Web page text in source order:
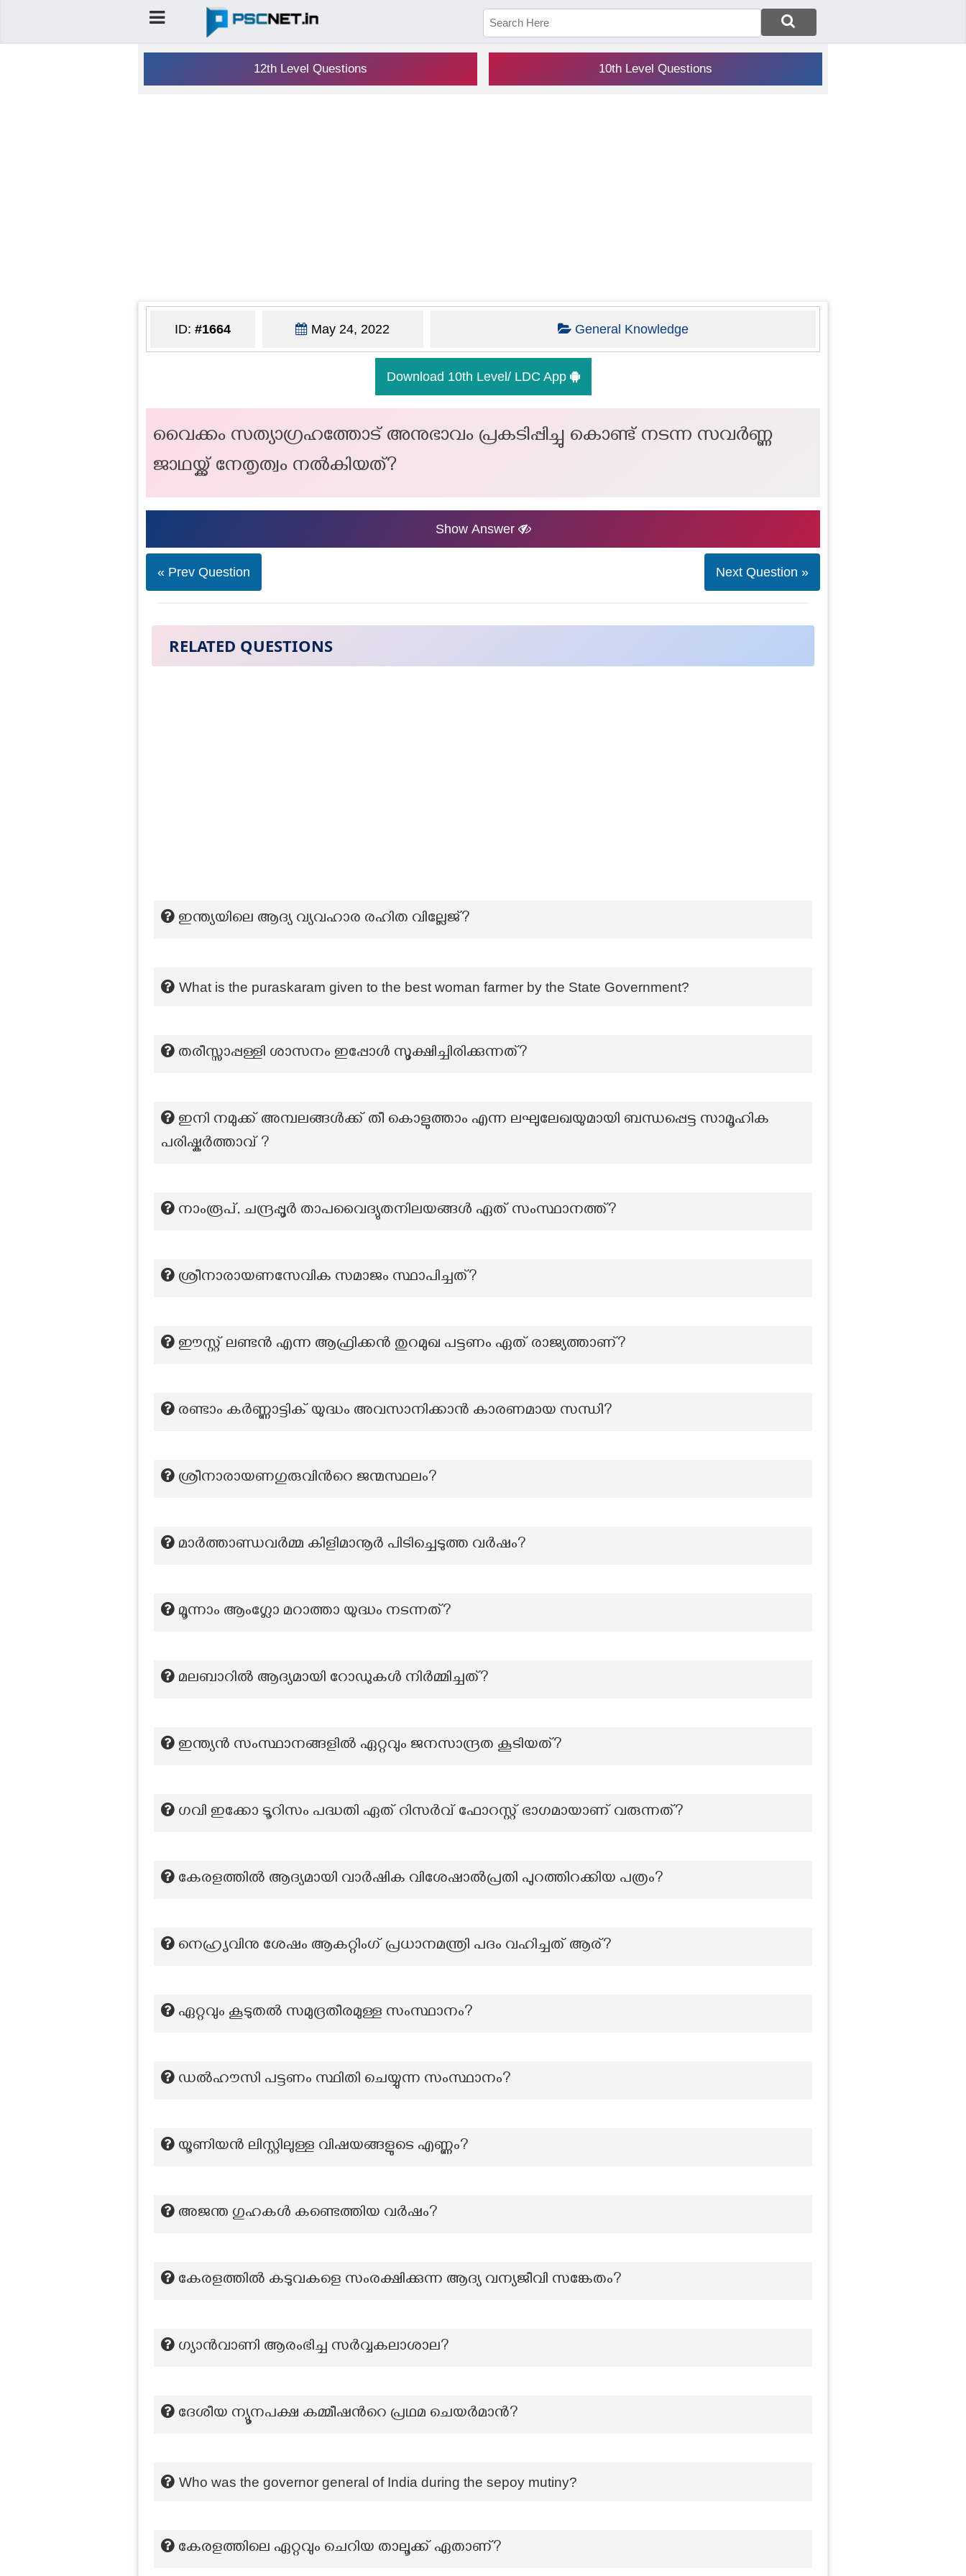
12th Level Questions 10th Level Questions
ID: #1664 May 24, 2022 General Knowledge
Download 10th Level/ LDC App
വൈക്കം സത്യാഗ്രഹത്തോട് അനുഭാവം പ്രകടിപ്പിച്ചു കൊണ്ട് നടന്ന സവർണ്ണ
ജാഥയ്ക്ക് നേതൃത്വം നൽകിയത്?
Show Answer
« Prev Question Next Question »
RELATED QUESTIONS
ഇന്ത്യയിലെ ആദ്യ വ്യവഹാര രഹിത വില്ലേജ്?
What is the puraskaram given to the best woman farmer by the State Government?
തരീസ്സാപ്പള്ളി ശാസനം ഇപ്പോൾ സൂക്ഷിച്ചിരിക്കുന്നത്?
ഇനി നമുക്ക് അമ്പലങ്ങൾക്ക് തീ കൊളുത്താം എന്ന ലഘുലേഖയുമായി ബന്ധപ്പെട്ട സാമൂഹിക
പരിഷ്കർത്താവ് ?
നാംരൂപ്‌, ചന്ദ്രപ്പൂർ താപവൈദ്യുതനിലയങ്ങൾ ഏത് സംസ്ഥാനത്ത്?
ശ്രീനാരായണസേവിക സമാജം സ്ഥാപിച്ചത്?
ഈസ്റ്റ് ലണ്ടൻ എന്ന ആഫ്രിക്കൻ തുറമുഖ പട്ടണം ഏത് രാജ്യത്താണ്?
രണ്ടാം കർണ്ണാട്ടിക് യുദ്ധം അവസാനിക്കാൻ കാരണമായ സന്ധി?
ശ്രീനാരായണഗുരുവിന്‍റെ ജന്മസ്ഥലം?
മാർത്താണ്ഡവർമ്മ കിളിമാനൂർ പിടിച്ചെടുത്ത വർഷം?
മൂന്നാം ആംഗ്ലോ മറാത്താ യുദ്ധം നടന്നത്?
മലബാറിൽ ആദ്യമായി റോഡുകൾ നിർമ്മിച്ചത്?
ഇന്ത്യൻ സംസ്ഥാനങ്ങളിൽ ഏറ്റവും ജനസാന്ദ്രത കൂടിയത്?
ഗവി ഇക്കോ ടൂറിസം പദ്ധതി ഏത് റിസർവ് ഫോറസ്റ്റ് ഭാഗമായാണ് വരുന്നത്?
കേരളത്തിൽ ആദ്യമായി വാർഷിക വിശേഷാൽപ്രതി പുറത്തിറക്കിയ പത്രം?
നെഹ്രൃവിനു ശേഷം ആകറ്റിംഗ് പ്രധാനമന്ത്രി പദം വഹിച്ചത് ആര്?
ഏറ്റവും കൂടുതൽ സമുദ്രതീരമുള്ള സംസ്ഥാനം?
ഡൽഹൗസി പട്ടണം സ്ഥിതി ചെയ്യുന്ന സംസ്ഥാനം?
യൂണിയൻ ലിസ്റ്റിലുള്ള വിഷയങ്ങളുടെ എണ്ണം?
അജന്ത ഗുഹകൾ കണ്ടെത്തിയ വർഷം?
കേരളത്തിൽ കടുവകളെ സംരക്ഷിക്കുന്ന ആദ്യ വന്യജീവി സങ്കേതം?
ഗ്യാന്‍വാണി ആരംഭിച്ച സര്‍വ്വകലാശാല?
ദേശീയ ന്യൂനപക്ഷ കമ്മീഷന്‍റെ പ്രഥമ ചെയർമാൻ?
Who was the governor general of India during the sepoy mutiny?
കേരളത്തിലെ ഏറ്റവും ചെറിയ താലൂക്ക് ഏതാണ്?